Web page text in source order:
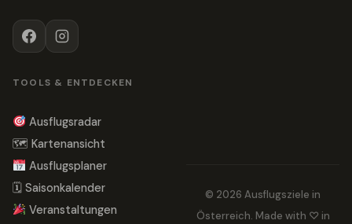
TOOLS & ENTDECKEN
Ausflugsradar
🗺 Kartenansicht
Ausflugsplaner
🗓 Saisonkalender
Veranstaltungen
© 2026 Ausflugsziele in
Österreich. Made with ♡ in